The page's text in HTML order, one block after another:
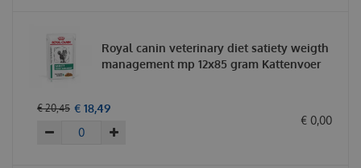
Royal canin veterinary diet satiety weigth
management mp 12x85 gram Kattenvoer
€ 20,45 € 18,49
€ 0,00